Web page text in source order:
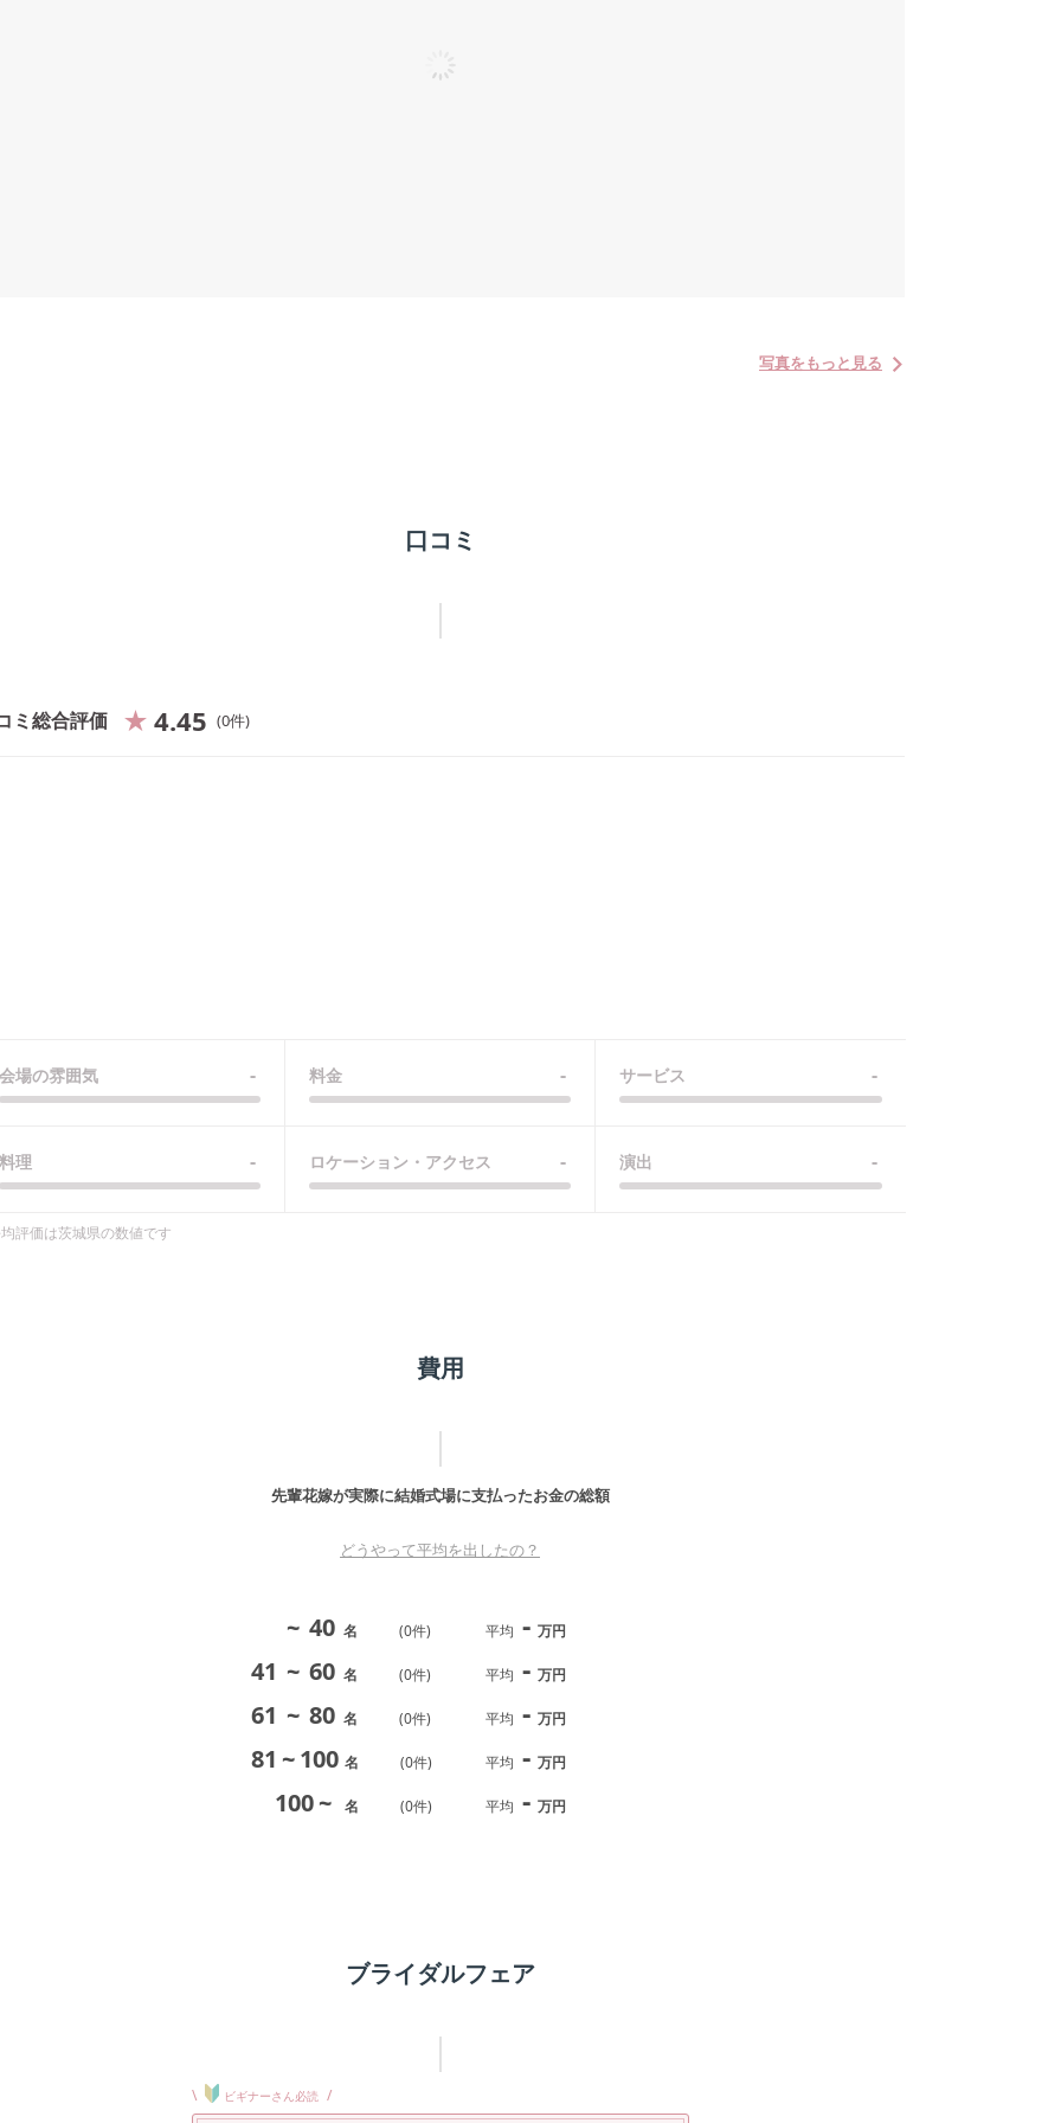
写真をもっと見る
口コミ
ミ総合評価 4.45 0件
会場の雰囲気 - 料金 - サービス -
料理 - ロケーション・アクセス - 演出 -
評価は茨城県の数値です
費用
先輩花嫁が実際に結婚式場に支払ったお金の総額
どうやって平均を出したの？
~ 40 名 (0件) 平均 - 万円
41 ~ 60 名 (0件) 平均 - 万円
61 ~ 80 名 (0件) 平均 - 万円
81 ~ 100 名 (0件) 平均 - 万円
100~ 名 (0件) 平均 - 万円
ブライダルフェア
\ ビギナーさん必読 /